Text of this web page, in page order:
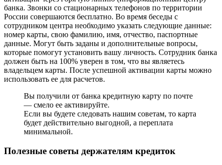
банка. Звонки со стационарных телефонов по территории
России совершаются бесплатно. Во время беседы с
сотрудником центра необходимо указать следующие данные:
номер карты, свою фамилию, имя, отчество, паспортные
данные. Могут быть заданы и дополнительные вопросы,
которые помогут установить вашу личность. Сотрудник банка
должен быть на 100% уверен в том, что вы являетесь
владельцем карты. После успешной активации карты можно
использовать ее для расчетов.
Вы получили от банка кредитную карту по почте
— смело ее активируйте.
Если вы будете следовать нашим советам, то карта
будет действительно выгодной, а переплата
минимальной.
Полезные советы держателям кредиток